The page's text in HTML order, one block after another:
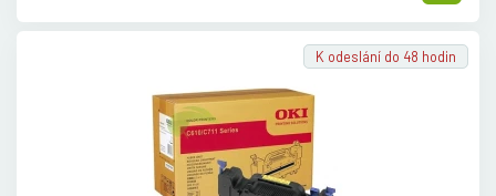
K odeslání do 48 hodin